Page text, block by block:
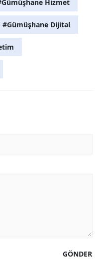
Ardahan
Hizmet
#Gümüşhane Dijital
GÖNDER